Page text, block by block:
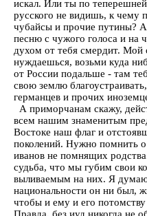
искал. Или ты по
русского не видишь, к чему
чубайсы и прочие путины?
песню с чужого голоса и на
духом от тебя смердит. Мой
нуждаешься, возьми куда
от России подальше - там
свою землю
германцев и прочих
А приморчанам скажу,
всем нашим знаменитым
Востоке наш флаг и
поколений. Нужно помнить о
иванов не помнящих
судьба, что мы губим свои
выливаемым на них. Я
национальности он ни был,
чтобы и ему и его